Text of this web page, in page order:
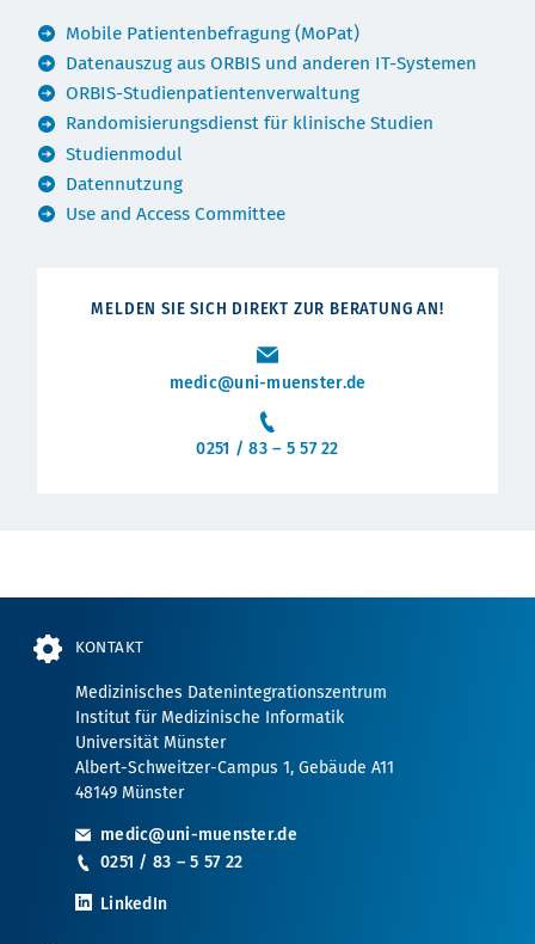
Mobile Patientenbefragung (MoPat)
Datenauszug aus ORBIS und anderen IT-Systemen
ORBIS-Studienpatientenverwaltung
Randomisierungsdienst für klinische Studien
Studienmodul
Datennutzung
Use and Access Committee
MELDEN SIE SICH DIREKT ZUR BERATUNG AN!
medic@uni-muenster.de
0251 / 83 – 5 57 22
KONTAKT
Medizinisches Datenintegrationszentrum
Institut für Medizinische Informatik
Universität Münster
Albert-Schweitzer-Campus 1, Gebäude A11
48149 Münster
medic@uni-muenster.de
0251 / 83 – 5 57 22
LinkedIn